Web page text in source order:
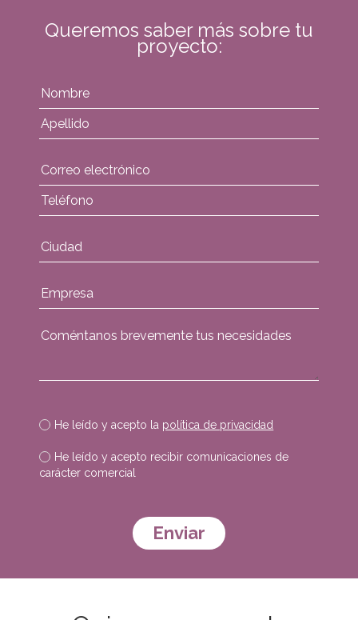
Queremos saber más sobre tu
proyecto:
He leído y acepto la política de privacidad
He leído y acepto recibir comunicaciones de
carácter comercial